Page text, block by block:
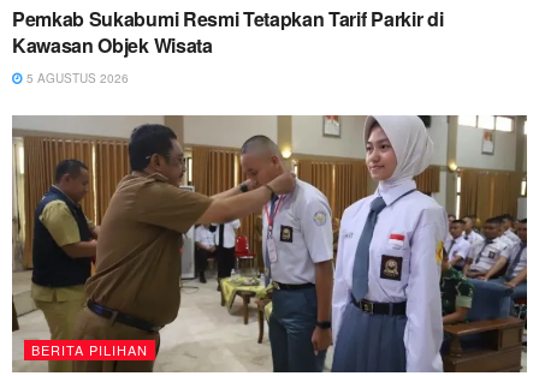
Pemkab Sukabumi Resmi Tetapkan Tarif Parkir di
Kawasan Objek Wisata
5 AGUSTUS 2026
BERITA PILIHAN